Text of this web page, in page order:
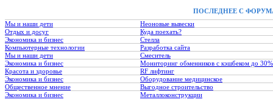
ПОСЛЕДНЕЕ С
Мы и наши дети
Неоновые вывески
Отдых и досуг
Куда поехать?
Экономика и бизнес
Стелла
Компьютерные технологии
Разработка сайта
Мы и наши дети
Смеситель
Экономика и бизнес
Мониторинг обменников с кэшбеком до 30%
Красота и здоровье
RF лифтинг
Экономика и бизнес
Оборудование медицинское
Общественное мнение
Выгодное строительство
Экономика и бизнес
Металлоконструкции